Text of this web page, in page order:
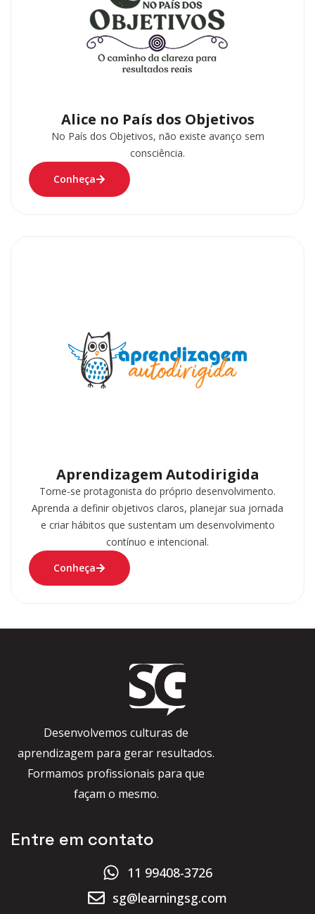
Alice no País dos Objetivos
No País dos Objetivos, não existe avanço sem
consciência.
Conheça
Aprendizagem Autodirigida
Torne-se protagonista do próprio desenvolvimento.
Aprenda a definir objetivos claros, planejar sua jornada
e criar hábitos que sustentam um desenvolvimento
contínuo e intencional.
Conheça
Desenvolvemos culturas de
aprendizagem para gerar resultados.
Formamos profissionais para que
façam o mesmo.
Entre em contato
11 99408-3726
sg@learningsg.com